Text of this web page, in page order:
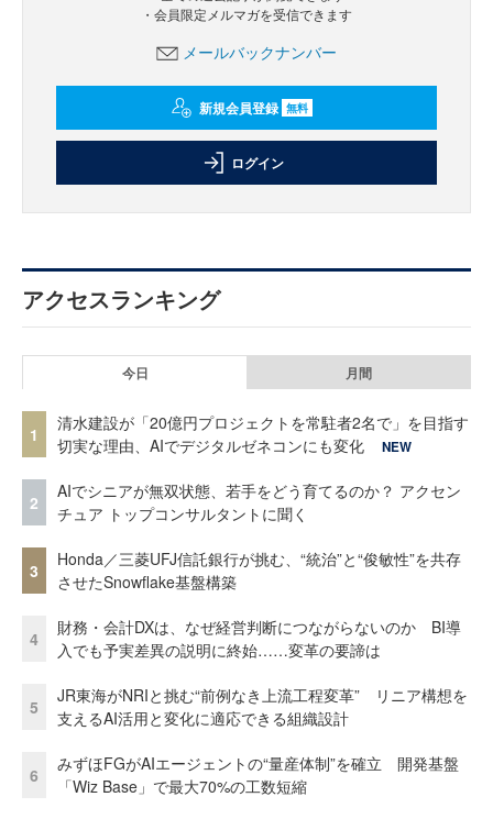
・会員限定メルマガを受信できます
メールバックナンバー
新規会員登録 無料
ログイン
アクセスランキング
今日 月間
1
清水建設が「20億円プロジェクトを常駐者2名で」を目指す
切実な理由、AIでデジタルゼネコンにも変化
NEW
2
AIでシニアが無双状態、若手をどう育てるのか？ アクセン
チュア トップコンサルタントに聞く
3
Honda／三菱UFJ信託銀行が挑む、“統治”と“俊敏性”を共存
させたSnowflake基盤構築
4
財務・会計DXは、なぜ経営判断につながらないのか BI導
入でも予実差異の説明に終始……変革の要諦は
5
JR東海がNRIと挑む“前例なき上流工程変革” リニア構想を
支えるAI活用と変化に適応できる組織設計
6
みずほFGがAIエージェントの“量産体制”を確立 開発基盤
「Wiz Base」で最大70%の工数短縮